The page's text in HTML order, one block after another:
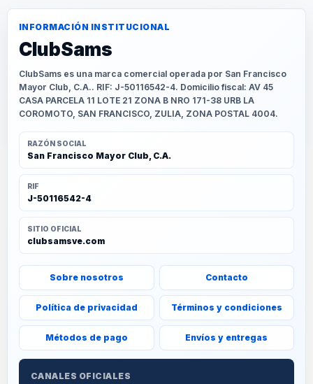
INFORMACIÓN INSTITUCIONAL
ClubSams
ClubSams es una marca comercial operada por San Francisco
Mayor Club, C.A.. RIF: J-50116542-4. Domicilio fiscal: AV 45
CASA PARCELA 11 LOTE 21 ZONA B NRO 171-38 URB LA
COROMOTO, SAN FRANCISCO, ZULIA, ZONA POSTAL 4004.
RAZÓN SOCIAL
San Francisco Mayor Club, C.A.
RIF
J-50116542-4
SITIO OFICIAL
clubsamsve.com
Sobre nosotros Contacto
Política de privacidad Términos y condiciones
Métodos de pago Envíos y entregas
CANALES OFICIALES